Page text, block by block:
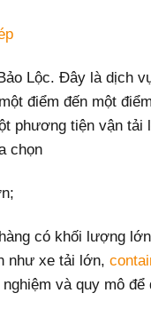
Lộc. Đây là dịch
điểm đến một
phương tiện vận
chọn
có khối lượng
như xe tải lớn,
và quy mô để